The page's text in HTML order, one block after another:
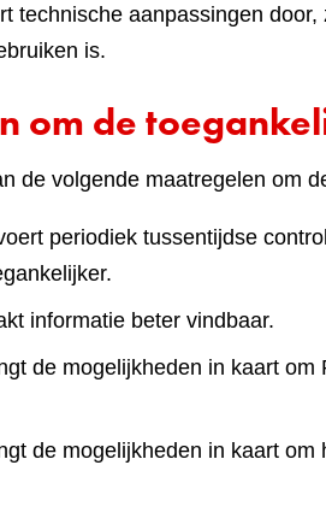
technische aanpassingen
is.
om de
de volgende maatregelen om
periodiek tussentijdse
informatie beter vindbaar.
de mogelijkheden in kaart
de mogelijkheden in kaart